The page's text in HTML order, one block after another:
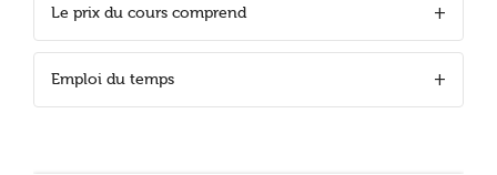
Le prix du cours comprend
Emploi du temps